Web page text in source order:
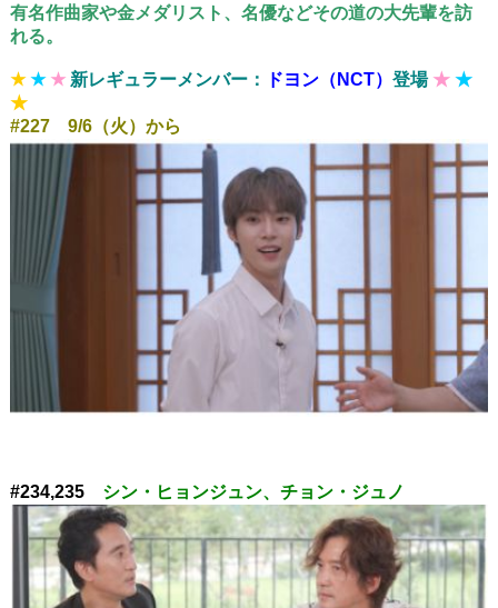
有名作曲家や金メダリスト、名優などその道の大先輩を訪
れる。
★ ★ ★ 新レギュラーメンバー： ドヨン（NCT） 登場 ★ ★
★
#227 9/6（火）から
#234,235 シン・ヒョンジュン、チョン・ジュノ